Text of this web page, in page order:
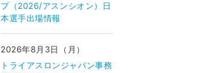
プ（2026/アスンシオン）日
本選手出場情報
2026年8月3日（月）
トライアスロンジャパン事務